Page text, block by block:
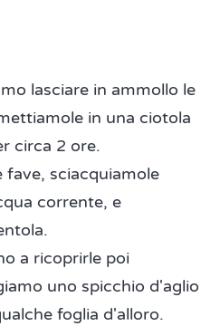
lasciare in ammollo le
in una ciotola
circa 2 ore.
fave, sciacquiamole
corrente, e
a ricoprirle poi
uno spicchio d'aglio
foglia d'alloro.